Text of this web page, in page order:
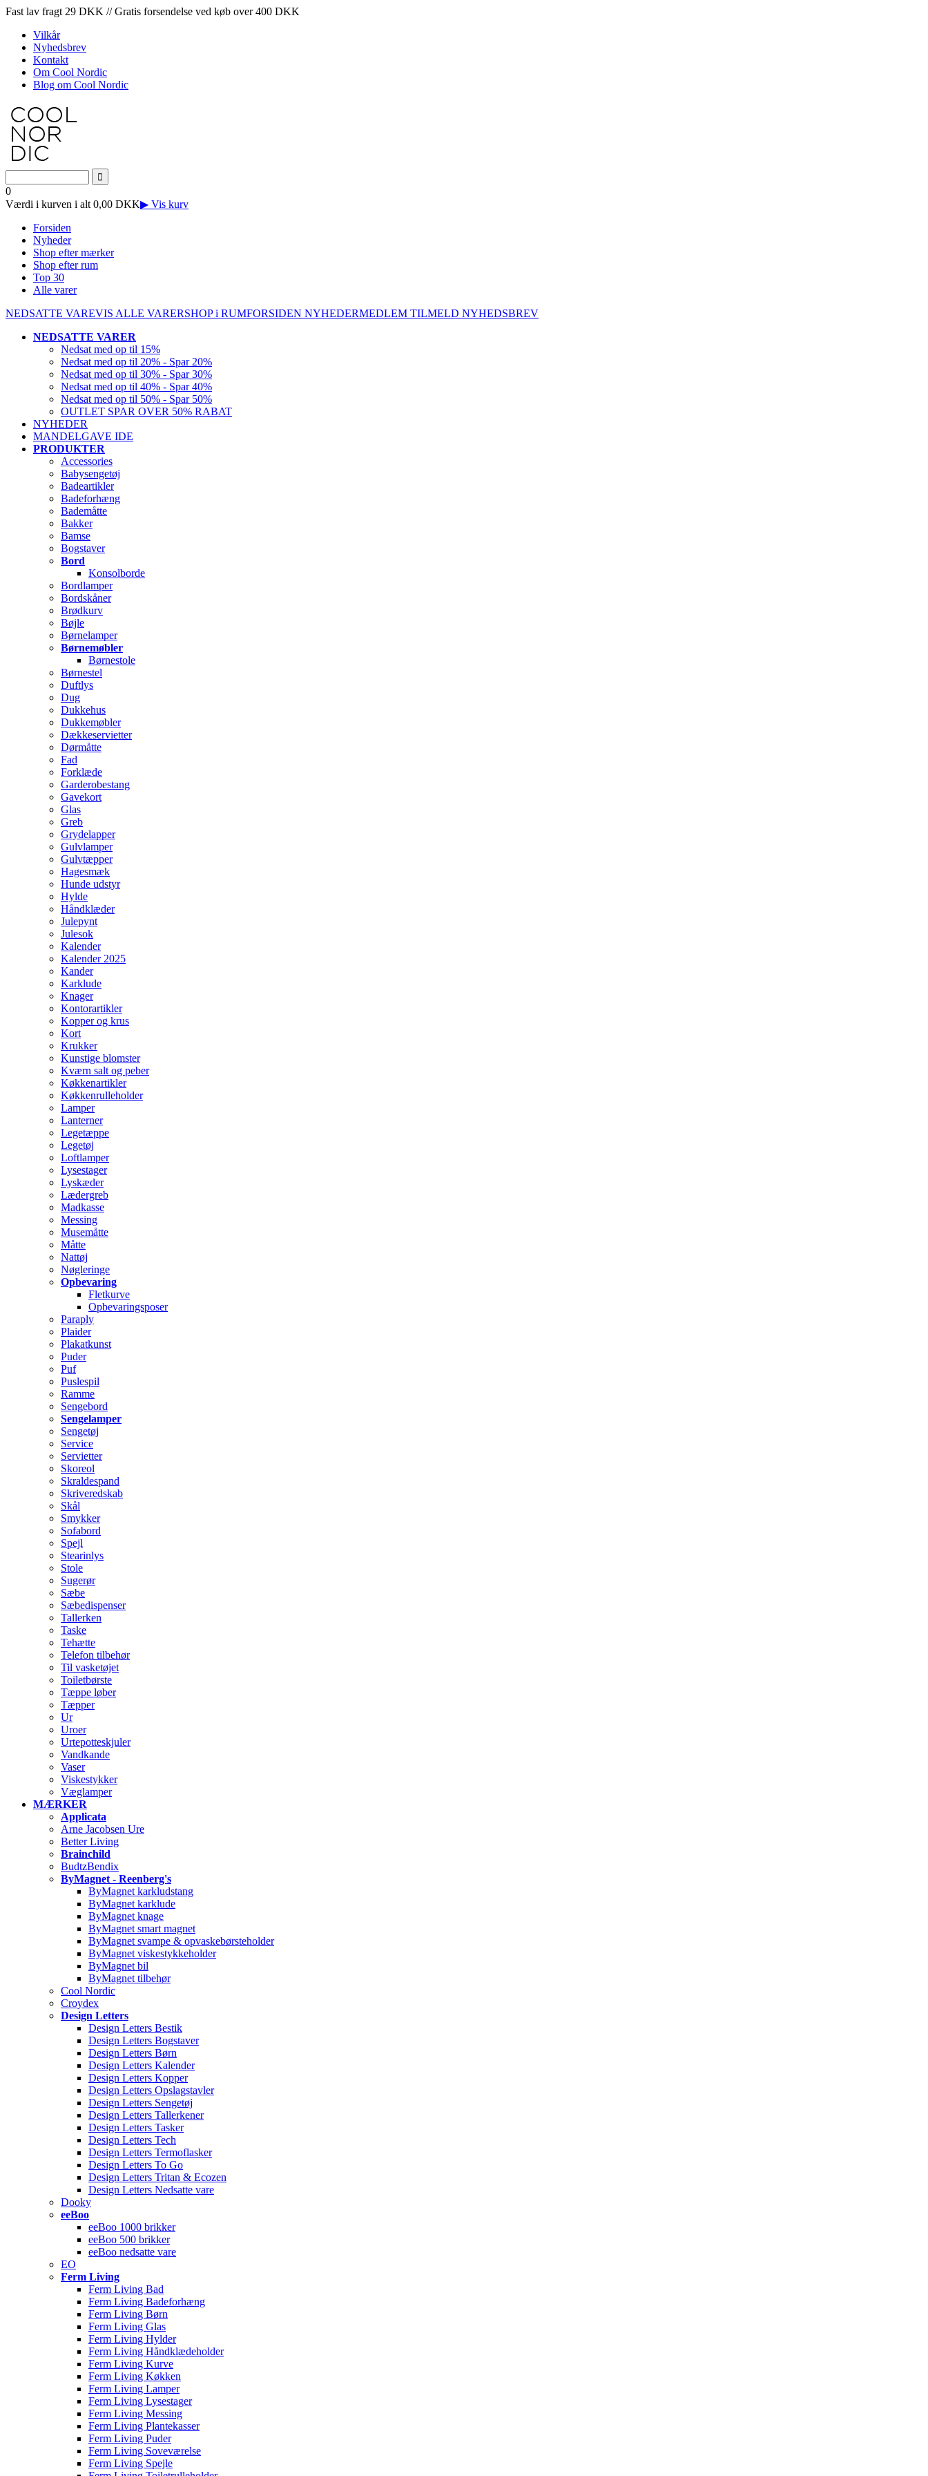
Fast lav fragt 29 DKK // Gratis forsendelse ved køb over 400 DKK
Vilkår
Nyhedsbrev
Kontakt
Om Cool Nordic
Blog om Cool Nordic
0
Værdi i kurven i alt 0,00 DKK▶ Vis kurv
Forsiden
Nyheder
Shop efter mærker
Shop efter rum
Top 30
Alle varer
NEDSATTE VAREVIS ALLE VARERSHOP i RUMFORSIDEN NYHEDERMEDLEM TILMELD NYHEDSBREV
NEDSATTE VARER
Nedsat med op til 15%
Nedsat med op til 20% - Spar 20%
Nedsat med op til 30% - Spar 30%
Nedsat med op til 40% - Spar 40%
Nedsat med op til 50% - Spar 50%
OUTLET SPAR OVER 50% RABAT
NYHEDER
MANDELGAVE IDE
PRODUKTER
Accessories
Babysengetøj
Badeartikler
Badeforhæng
Bademåtte
Bakker
Bamse
Bogstaver
Bord
Konsolborde
Bordlamper
Bordskåner
Brødkurv
Bøjle
Børnelamper
Børnemøbler
Børnestole
Børnestel
Duftlys
Dug
Dukkehus
Dukkemøbler
Dækkeservietter
Dørmåtte
Fad
Forklæde
Garderobestang
Gavekort
Glas
Greb
Grydelapper
Gulvlamper
Gulvtæpper
Hagesmæk
Hunde udstyr
Hylde
Håndklæder
Julepynt
Julesok
Kalender
Kalender 2025
Kander
Karklude
Knager
Kontorartikler
Kopper og krus
Kort
Krukker
Kunstige blomster
Kværn salt og peber
Køkkenartikler
Køkkenrulleholder
Lamper
Lanterner
Legetæppe
Legetøj
Loftlamper
Lysestager
Lyskæder
Lædergreb
Madkasse
Messing
Musemåtte
Måtte
Nattøj
Nøgleringe
Opbevaring
Fletkurve
Opbevaringsposer
Paraply
Plaider
Plakatkunst
Puder
Puf
Puslespil
Ramme
Sengebord
Sengelamper
Sengetøj
Service
Servietter
Skoreol
Skraldespand
Skriveredskab
Skål
Smykker
Sofabord
Spejl
Stearinlys
Stole
Sugerør
Sæbe
Sæbedispenser
Tallerken
Taske
Tehætte
Telefon tilbehør
Til vasketøjet
Toiletbørste
Tæppe løber
Tæpper
Ur
Uroer
Urtepotteskjuler
Vandkande
Vaser
Viskestykker
Væglamper
MÆRKER
Applicata
Arne Jacobsen Ure
Better Living
Brainchild
BudtzBendix
ByMagnet - Reenberg's
ByMagnet karkludstang
ByMagnet karklude
ByMagnet knage
ByMagnet smart magnet
ByMagnet svampe & opvaskebørsteholder
ByMagnet viskestykkeholder
ByMagnet bil
ByMagnet tilbehør
Cool Nordic
Croydex
Design Letters
Design Letters Bestik
Design Letters Bogstaver
Design Letters Børn
Design Letters Kalender
Design Letters Kopper
Design Letters Opslagstavler
Design Letters Sengetøj
Design Letters Tallerkener
Design Letters Tasker
Design Letters Tech
Design Letters Termoflasker
Design Letters To Go
Design Letters Tritan & Ecozen
Design Letters Nedsatte vare
Dooky
eeBoo
eeBoo 1000 brikker
eeBoo 500 brikker
eeBoo nedsatte vare
EO
Ferm Living
Ferm Living Bad
Ferm Living Badeforhæng
Ferm Living Børn
Ferm Living Glas
Ferm Living Hylder
Ferm Living Håndklædeholder
Ferm Living Kurve
Ferm Living Køkken
Ferm Living Lamper
Ferm Living Lysestager
Ferm Living Messing
Ferm Living Plantekasser
Ferm Living Puder
Ferm Living Soveværelse
Ferm Living Spejle